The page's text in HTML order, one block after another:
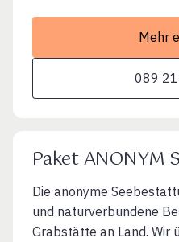
Mehr
089
Paket ANONYM
Die anonyme
und naturverbundene
Grabstätte an Land. Wir